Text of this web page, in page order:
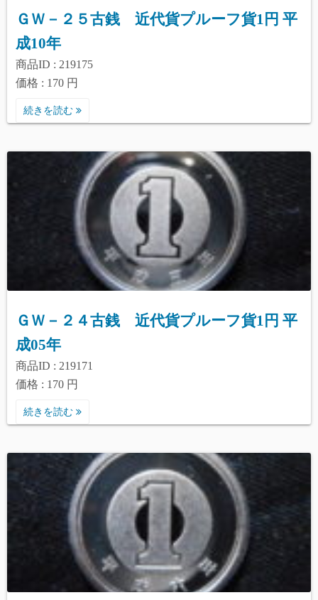
ＧＷ－２５古銭 近代貨プルーフ貨1円 平
成10年
商品ID : 219175
価格 : 170 円
続きを読む
ＧＷ－２４古銭 近代貨プルーフ貨1円 平
成05年
商品ID : 219171
価格 : 170 円
続きを読む